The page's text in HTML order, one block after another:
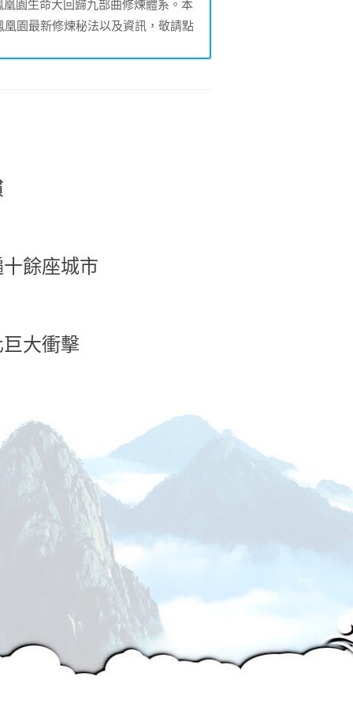
園生命大回歸九部曲修煉體系。本
園最新修煉秘法以及資訊，敬請點
餘座城市
大衝擊